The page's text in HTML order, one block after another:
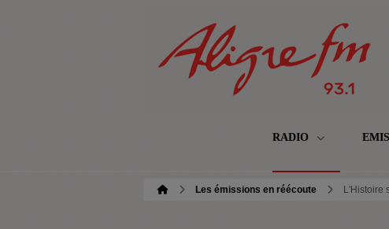
RADIO
Les émissions en réécoute L'Histoire